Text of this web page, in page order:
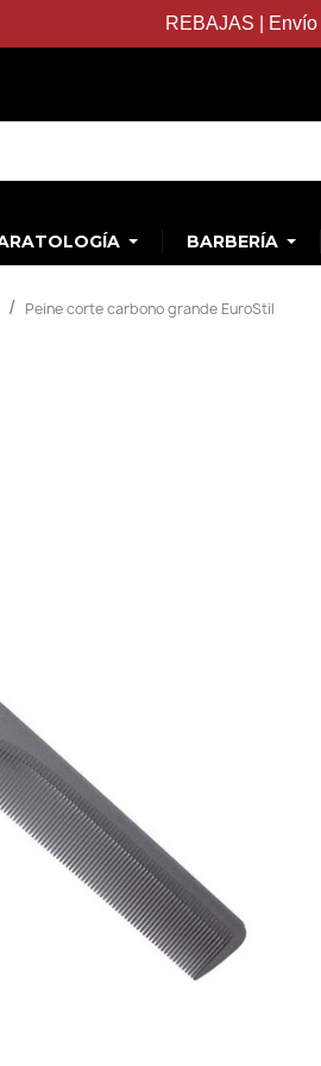
REBAJAS | Envío
BARBERÍA
Peine corte carbono grande EuroStil